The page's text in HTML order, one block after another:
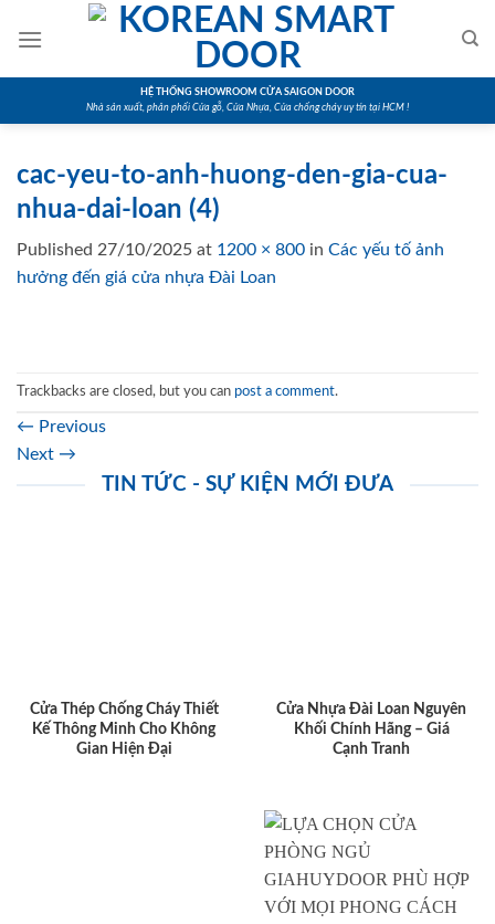
HỆ THỐNG SHOWROOM CỬA SAIGON DOOR
Nhà sản xuất, phân phối Cửa gỗ, Cửa Nhựa, Cửa chống cháy uy tín tại HCM !
cac-yeu-to-anh-huong-den-gia-cua-
nhua-dai-loan (4)
Published 27/10/2025 at 1200 × 800 in Các yếu tố ảnh
hưởng đến giá cửa nhựa Đài Loan
Trackbacks are closed, but you can post a comment.
← Previous
Next →
TIN TỨC - SỰ KIỆN MỚI ĐƯA
Cửa Thép Chống Cháy Thiết
Kế Thông Minh Cho Không
Gian Hiện Đại
Cửa Nhựa Đài Loan Nguyên
Khối Chính Hãng – Giá
Cạnh Tranh